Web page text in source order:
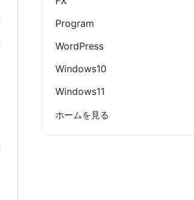
Program
WordPress
Windows10
Windows11
ホームを見る